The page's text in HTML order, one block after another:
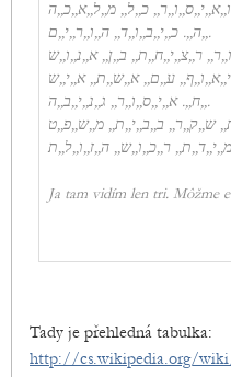
ה,,. כ,,י,,ב,,ו,,ד,, ה,,ו,,ר,,י,,ם,,.
ח,,. א,,י,,ס,,ו,,ר,, ג,,נ,,י,,ב,,ה,,.
Ja tam vidím len tri. Môžme
Tady je přehledná tabulka:
http://cs.wikipedia.org/